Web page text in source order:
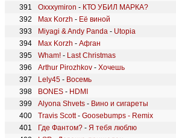
Oxxxymiron - КТО УБИЛ МАРКА?
Max Korzh - Её виной
Miyagi & Andy Panda - Utopia
Max Korzh - Афган
Wham! - Last Christmas
Arthur Pirozhkov - Хочешь
Lely45 - Восемь
BONES - HDMI
Alyona Shvets - Вино и сигареты
Travis Scott- Goosebumps - Remix
Где Фантом? - Я тебя люблю